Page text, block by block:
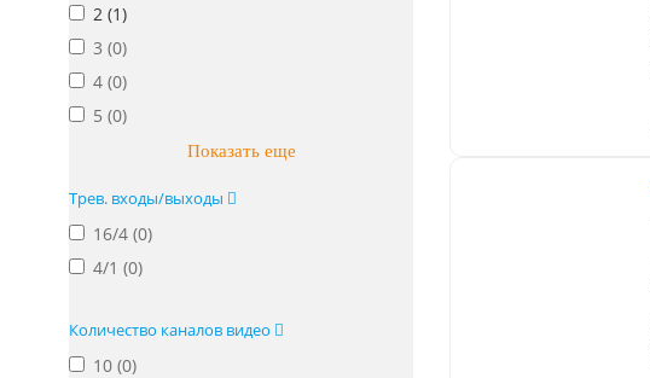
2 (1)
3 (0)
4 (0)
5 (0)
Показать еще
Трев. входы/выходы
16/4 (0)
4/1 (0)
Количество каналов видео
10 (0)